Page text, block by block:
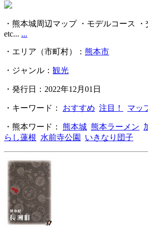
・熊本城周辺マップ ・モデルコース
etc... ...
・エリア（市町村）： 熊本市
・ジャンル： 観光
・発行日：2022年12月01日
・キーワード： おすすめ 注目！ マッ
・熊本ワード： 熊本城 熊本ラーメン
らし蓮根 水前寺公園 いきなり団子